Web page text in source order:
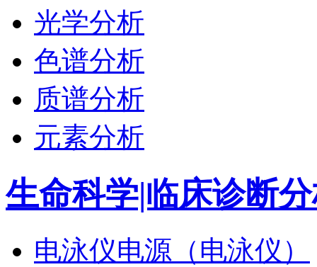
光学分析
色谱分析
质谱分析
元素分析
生命科学|临床诊断
电泳仪电源（电泳仪）